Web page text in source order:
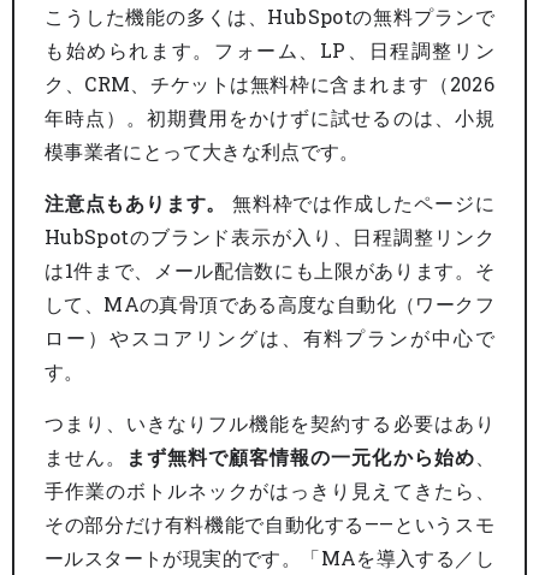
こうした機能の多くは、HubSpotの無料プランで
も始められます。フォーム、LP、日程調整リン
ク、CRM、チケットは無料枠に含まれます（2026
年時点）。初期費用をかけずに試せるのは、小規
模事業者にとって大きな利点です。
注意点もあります。
無料枠では作成したページに
HubSpotのブランド表示が入り、日程調整リンク
は1件まで、メール配信数にも上限があります。そ
して、MAの真骨頂である高度な自動化（ワークフ
ロー）やスコアリングは、有料プランが中心で
す。
つまり、いきなりフル機能を契約する必要はあり
ません。
まず無料で顧客情報の一元化から始め、
手作業のボトルネックがはっきり見えてきたら、
その部分だけ有料機能で自動化する——というスモ
ールスタートが現実的です。「MAを導入する／し